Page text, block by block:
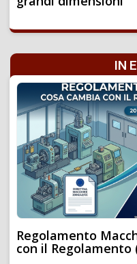
IN
Regolamento
con il Regolamento